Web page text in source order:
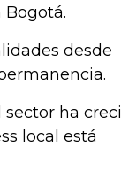
desde
sector ha
local está